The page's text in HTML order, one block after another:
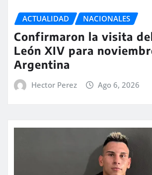
ACTUALIDAD NACIONALES
Confirmaron la visita
León XIV para
Argentina
Hector Perez Ago 6, 2026